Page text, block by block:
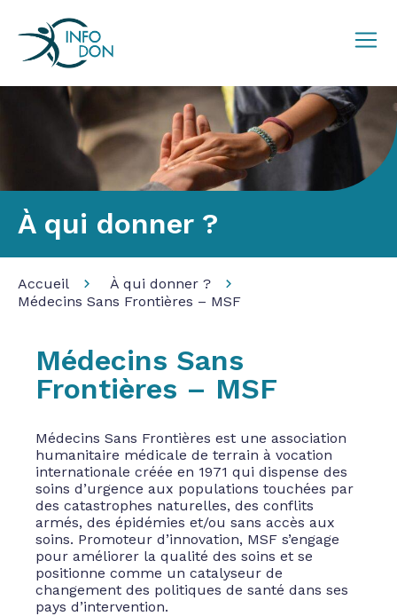
À qui donner ?
Accueil
À qui donner ?
Médecins Sans Frontières – MSF
Médecins Sans
Frontières – MSF
Médecins Sans Frontières est une association
humanitaire médicale de terrain à vocation
internationale créée en 1971 qui dispense des
soins d’urgence aux populations touchées par
des catastrophes naturelles, des conflits
armés, des épidémies et/ou sans accès aux
soins. Promoteur d’innovation, MSF s’engage
pour améliorer la qualité des soins et se
positionne comme un catalyseur de
changement des politiques de santé dans ses
pays d’intervention.